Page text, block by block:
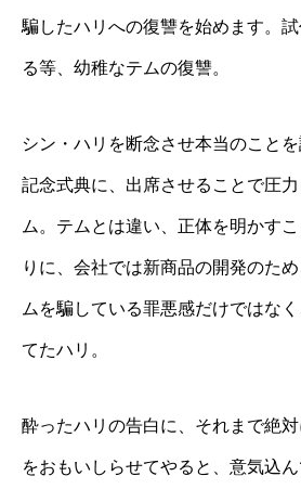
騙したハリへの復讐を始めます。
る等、幼稚なテムの復讐。
シン・ハリを断念させ本当のこと
記念式典に、出席させることで圧
ム。テムとは違い、正体を明かす
りに、会社では新商品の開発のた
ムを騙している罪悪感だけではな
てたハリ。
酔ったハリの告白に、それまで絶
をおもいしらせてやると、意気込